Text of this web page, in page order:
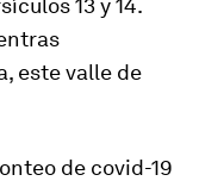
13 y 14.
este valle de
de covid-19